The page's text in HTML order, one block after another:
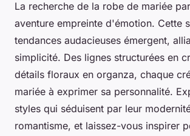
La recherche de la robe de mariée
aventure empreinte d'émotion. Cette
tendances audacieuses émergent,
simplicité. Des lignes structurées en
détails floraux en organza, chaque
mariée à exprimer sa personnalité.
styles qui séduisent par leur
romantisme, et laissez-vous inspirer